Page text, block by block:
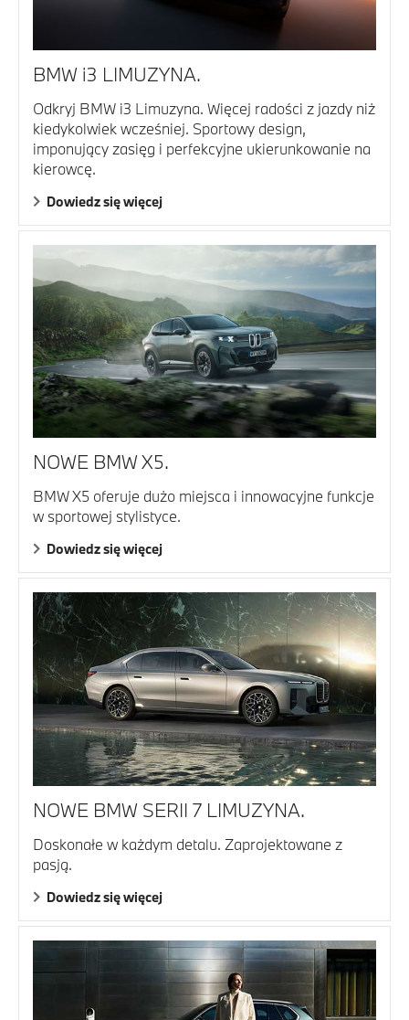
BMW i3 LIMUZYNA.
Odkryj BMW i3 Limuzyna. Więcej radości z jazdy niż
kiedykolwiek wcześniej. Sportowy design,
imponujący zasięg i perfekcyjne ukierunkowanie na
kierowcę.
Dowiedz się więcej
NOWE BMW X5.
BMW X5 oferuje dużo miejsca i innowacyjne funkcje
w sportowej stylistyce.
Dowiedz się więcej
NOWE BMW SERII 7 LIMUZYNA.
Doskonałe w każdym detalu. Zaprojektowane z
pasją.
Dowiedz się więcej